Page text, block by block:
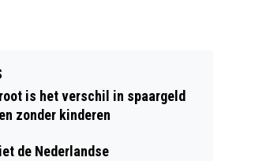
is het verschil in spaargeld
zonder kinderen
de Nederlandse